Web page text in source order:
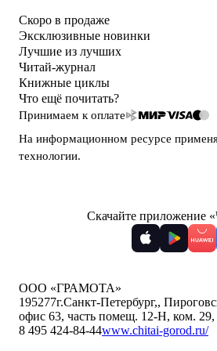
Скоро в продаже
Эксклюзивные новинки
Лучшие из лучших
Читай-журнал
Книжные циклы
Что ещё почитать?
Принимаем к оплате
На информационном ресурсе
технологии.
Скачайте приложение
ООО «ГРАМОТА»
195277г.Санкт-Петербург,,
офис 63, часть помещ. 12-Н, ком. 29,
8 495 424-84-44www.chitai-gorod.ru/